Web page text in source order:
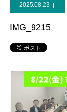
2025.08.23
IMG_9215
個人献金